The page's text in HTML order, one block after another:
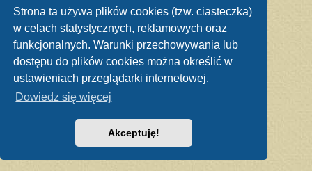
Strona ta używa plików cookies (tzw. ciasteczka)
w celach statystycznych, reklamowych oraz
funkcjonalnych. Warunki przechowywania lub
dostępu do plików cookies można określić w
ustawieniach przeglądarki internetowej.
Dowiedz się więcej
Akceptuję!